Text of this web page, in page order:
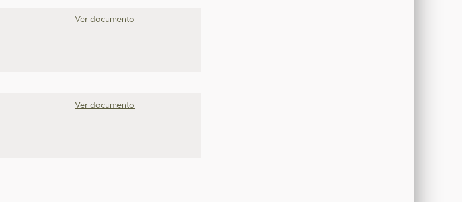
Ver documento
Ver documento